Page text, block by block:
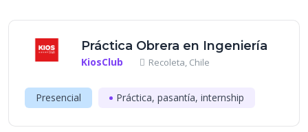
Práctica Obrera en Ingeniería
KiosClub Recoleta, Chile
Presencial Práctica, pasantía, internship